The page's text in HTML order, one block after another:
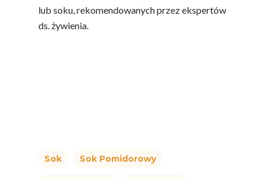
lub soku, rekomendowanych przez ekspertów
ds. żywienia.
Sok Sok Pomidorowy